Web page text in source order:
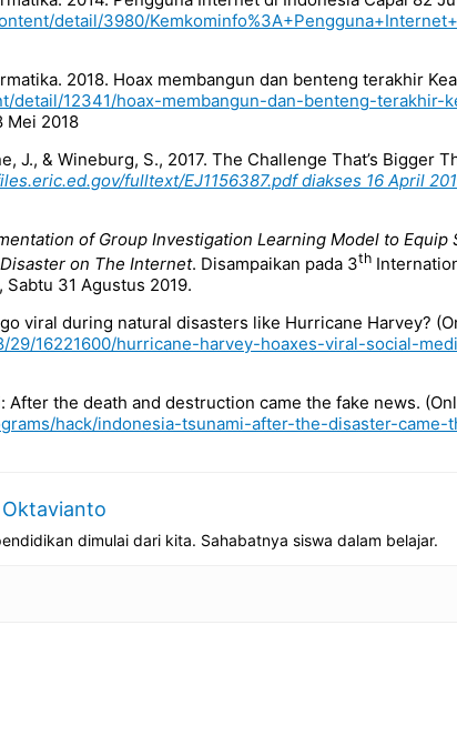
detail/3980/
2018. Hoax membangun dan benteng terakhir
detail/12341/hoax-membangun-dan-benteng-terakhir-
Mei 2018
J., & Wineburg, S., 2017. The Challenge That’s Bigger
fulltext/EJ1156387.pdf diakses 16 April
of Group Investigation Learning Model to
on The Internet. Disampaikan pada 3th
Sabtu 31 Agustus 2019.
viral during natural disasters like Hurricane Harvey?
29/16221600/hurricane-harvey-hoaxes-viral-social-
After the death and destruction came the fake news.
hack/indonesia-tsunami-after-the-disaster-
dimulai dari kita. Sahabatnya siswa dalam belajar.